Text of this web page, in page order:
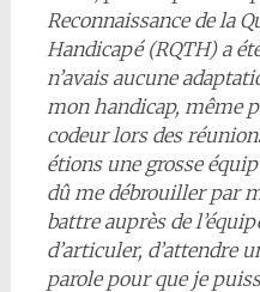
Reconnaissance de la
Handicapé (RQTH) a
n’avais aucune
mon handicap, même
codeur lors des
étions une grosse
dû me débrouiller par
battre auprès de
d’articuler, d’attendre
parole pour que je